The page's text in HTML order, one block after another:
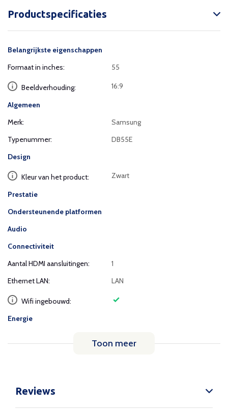
Productspecificaties
Belangrijkste eigenschappen
Formaat in inches:
55
Beeldverhouding: 16:9
Algemeen
Merk:
Samsung
Typenummer:
DB55E
Design
Kleur van het product: Zwart
Prestatie
Ondersteunende platformen
Audio
Connectiviteit
Aantal HDMI aansluitingen:
1
Ethernet LAN:
LAN
Wifi ingebouwd:
Energie
Toon meer
Reviews